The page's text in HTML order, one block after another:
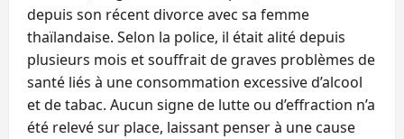
depuis son récent divorce avec sa femme
thaïlandaise. Selon la police, il était alité depuis
plusieurs mois et souffrait de graves problèmes de
santé liés à une consommation excessive d’alcool
et de tabac. Aucun signe de lutte ou d’effraction n’a
été relevé sur place, laissant penser à une cause